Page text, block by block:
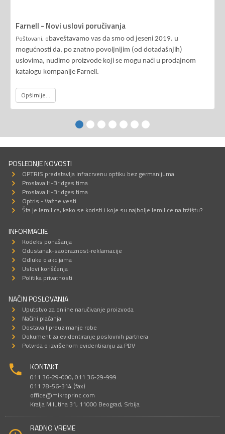
Farnell - Novi uslovi poručivanja
Poštovani, o baveštavamo vas da smo od jeseni 2019. u
mogućnosti da, po znatno povoljnijim (od dotadašnjih)
uslovima, nudimo proizvode koji se mogu naći u prodajnom
katalogu kompanije Farnell.
Opširnije...
POSLEDNJE NOVOSTI
OPTRIS predstavlja infracrvenu optiku bez germanijuma
Proslava H-Bridges tima
Proslava H-Bridges tima
Optris - Važne vesti
Šta je lemilica, kako se koristi i koje su najbolje lemilice na tržištu?
INFORMACIJE
Kodeks ponašanja
Odustanak-saobraznost-reklamacije
Odluke o akcijama
Uslovi korišćenja
Politika privatnosti
NAČIN POSLOVANJA
Uputstvo za online naručivanje proizvoda
Načini plaćanja
Dostava I preuzimanje robe
Dokument za evidentiranje poslovnih partnera
Potvrda o izvršenom evidentiranju za PDV
KONTAKT
011 36-29-000; 011 36-29-999
011 78-56-314 (fax)
office@mikroprinc.com
Kralja Milutina 31, 11000 Beograd, Srbija
RADNO VREME